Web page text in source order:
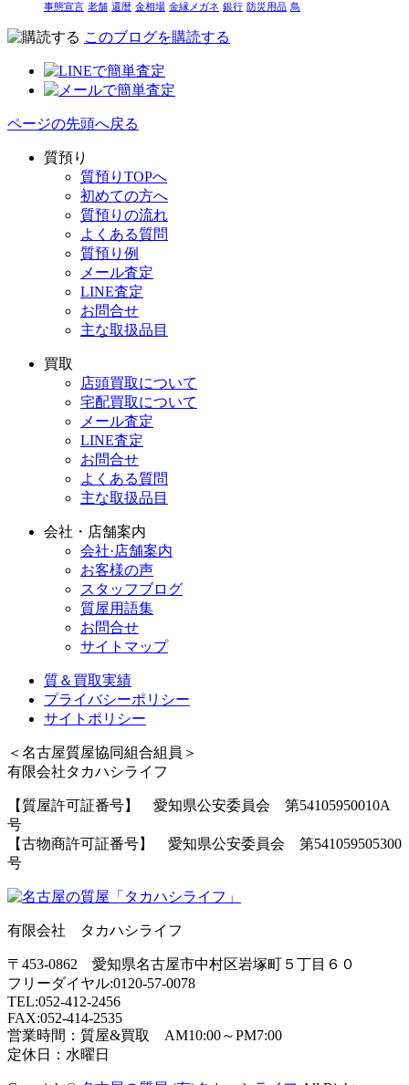
事態宣言 老舗 還暦 金相場 金縁メガネ 銀行 防災用品 鳥
このブログを購読する
ページの先頭へ戻る
質預り
質預りTOPへ
初めての方へ
質預りの流れ
よくある質問
質預り例
メール査定
LINE査定
お問合せ
主な取扱品目
買取
店頭買取について
宅配買取について
メール査定
LINE査定
お問合せ
よくある質問
主な取扱品目
会社・店舗案内
会社·店舗案内
お客様の声
スタッフブログ
質屋用語集
お問合せ
サイトマップ
質＆買取実績
プライバシーポリシー
サイトポリシー
＜名古屋質屋協同組合組員＞
有限会社タカハシライフ
【質屋許可証番号】 愛知県公安委員会 第54105950010A
号
【古物商許可証番号】 愛知県公安委員会 第541059505300
号
有限会社 タカハシライフ
〒453-0862 愛知県名古屋市中村区岩塚町５丁目６０
フリーダイヤル:0120-57-0078
TEL:052-412-2456
FAX:052-414-2535
営業時間：質屋&買取 AM10:00～PM7:00
定休日：水曜日